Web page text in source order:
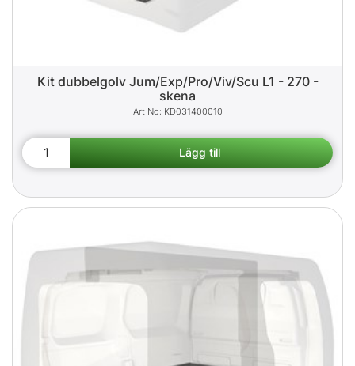
Kit dubbelgolv Jum/Exp/Pro/Viv/Scu L1 - 270 -
skena
KD031400010